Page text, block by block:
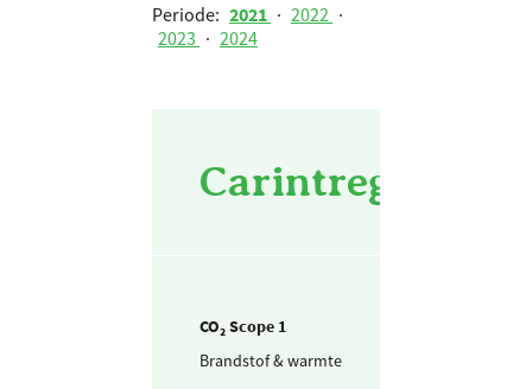
Periode: 2021 · 2022 ·
2023 · 2024
CO₂ Scope 1
Brandstof & warmte